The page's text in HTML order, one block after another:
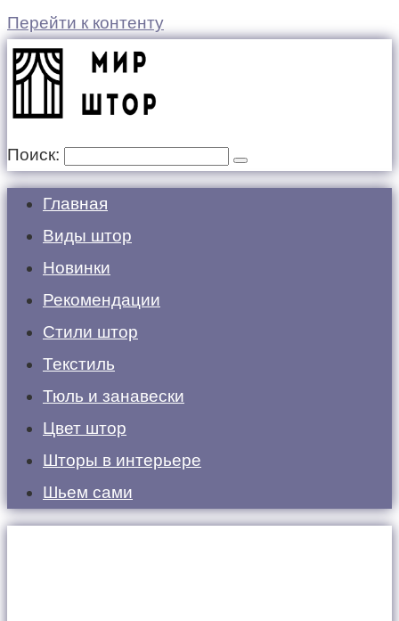
Перейти к контенту
Поиск:
Главная
Виды штор
Новинки
Рекомендации
Стили штор
Текстиль
Тюль и занавески
Цвет штор
Шторы в интерьере
Шьем сами